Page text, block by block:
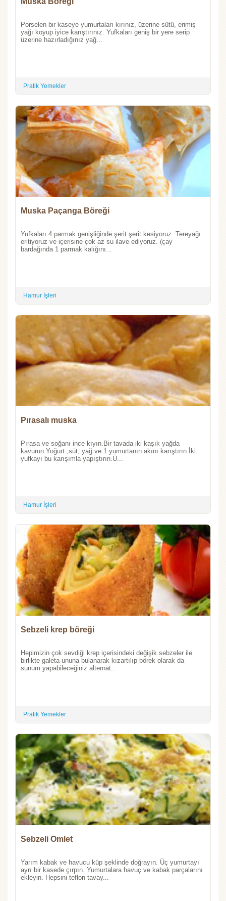
Porselen bir kaseye yumurtaları kırınız, üzerine sütü, erimiş
yağı koyup iyice karıştırınız. Yufkaları geniş bir yere serip
üzerine hazırladığınız yağ...
Pratik Yemekler
Muska Paçanga Böreği
Yufkaları 4 parmak genişliğinde şerit şerit kesiyoruz. Tereyağı
eritiyoruz ve içerisine çok az su ilave ediyoruz. (çay
bardağında 1 parmak kalığını...
Hamur İşleri
Pırasalı muska
Pırasa ve soğanı ince kıyın.Bir tavada iki kaşık yağda
kavurun.Yoğurt ,süt, yağ ve 1 yumurtanın akını karıştırın.İki
yufkayı bu karışımla yapıştırın.Ü...
Hamur İşleri
Sebzeli krep böreği
Hepimizin çok sevdiği krep içerisindeki değişik sebzeler ile
birlikte galeta ununa bulanarak kızartılıp börek olarak da
sunum yapabileceğiniz alternat...
Pratik Yemekler
Sebzeli Omlet
Yarım kabak ve havucu küp şeklinde doğrayın. Üç yumurtayı
ayrı bir kasede çırpın. Yumurtalara havuç ve kabak parçalarını
ekleyin. Hepsini teflon tavay...